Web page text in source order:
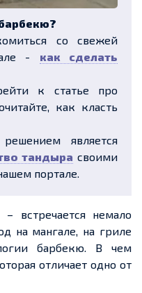
со свежей
- как сделать
к статье про
как класть
является
тандыра своими
портале.
встречается немало
на мангале, на гриле
барбекю. В чем
отличает одно от